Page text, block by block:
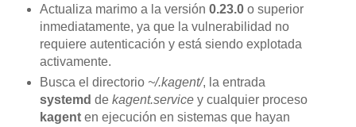
Actualiza marimo a la versión 0.23.0o superior
inmediatamente, ya que la vulnerabilidad no
requiere autenticación y está siendo explotada
activamente.
Busca el directorio ~/.kagent/, la entrada
systemd de kagent.servicey cualquier proceso
kagenten ejecución en sistemas que hayan